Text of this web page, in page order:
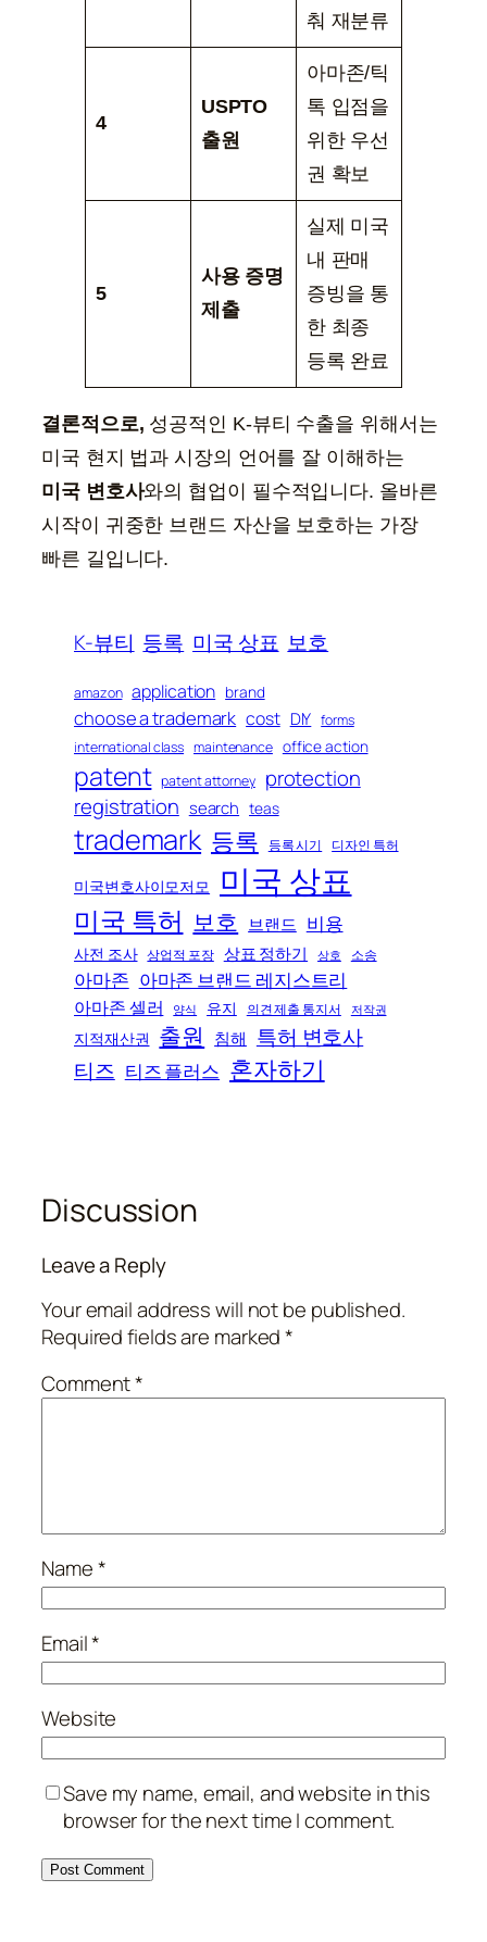
춰 재분류
4
USPTO
출원
아마존/틱
톡 입점을
위한 우선
권 확보
5
사용 증명
제출
실제 미국
내 판매
증빙을 통
한 최종
등록 완료
결론적으로, 성공적인 K-뷰티 수출을 위해서는
미국 현지 법과 시장의 언어를 잘 이해하는
미국 변호사와의 협업이 필수적입니다. 올바른
시작이 귀중한 브랜드 자산을 보호하는 가장
빠른 길입니다.
K-뷰티 등록 미국 상표 보호
amazon application brand
choose a trademark cost DIY forms
international class maintenance office action
patent patent attorney protection
registration search teas
trademark 등록 등록 시기 디자인 특허
미국변호사이모저모 미국 상표
미국 특허 보호 브랜드 비용
사전 조사 상업적 포장 상표 정하기 상호 소송
아마존 아마존 브랜드 레지스트리
아마존 셀러 양식 유지 의견 제출 통지서 저작권
지적재산권 출원 침해 특허 변호사
티즈 티즈 플러스 혼자하기
Discussion
Leave a Reply
Your email address will not be published.
Required fields are marked*
Comment*
Name*
Email*
Website
Save my name, email, and website in this
browser for the next time I comment.